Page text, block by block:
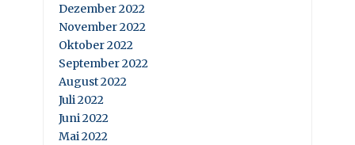
Dezember 2022
November 2022
Oktober 2022
September 2022
August 2022
Juli 2022
Juni 2022
Mai 2022